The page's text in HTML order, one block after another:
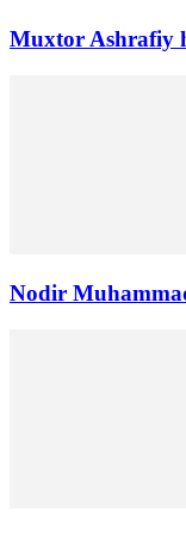
Muxtor Ashrafiy
Nodir